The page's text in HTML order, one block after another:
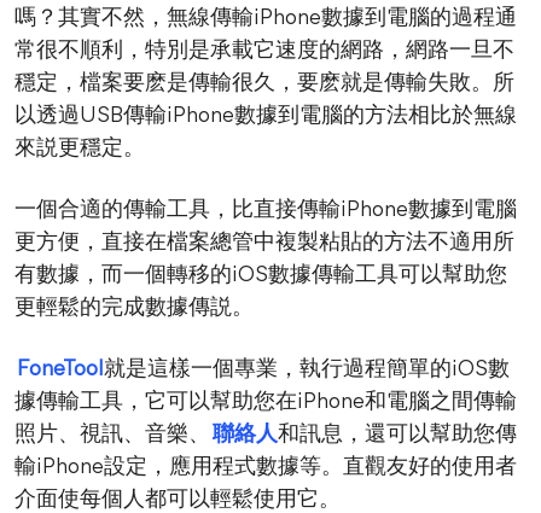
嗎？其實不然，無線傳輸iPhone數據到電腦的過程通
常很不順利，特別是承載它速度的網路，網路一旦不
穩定，檔案要麽是傳輸很久，要麽就是傳輸失敗。所
以透過USB傳輸iPhone數據到電腦的方法相比於無線
來説更穩定。
一個合適的傳輸工具，比直接傳輸iPhone數據到電腦
更方便，直接在檔案總管中複製粘貼的方法不適用所
有數據，而一個轉移的iOS數據傳輸工具可以幫助您
更輕鬆的完成數據傳説。
FoneTool就是這樣一個專業，執行過程簡單的iOS數
據傳輸工具，它可以幫助您在iPhone和電腦之間傳輸
照片、視訊、音樂、
聯絡人和訊息，還可以幫助您傳
輸iPhone設定，應用程式數據等。直觀友好的使用者
介面使每個人都可以輕鬆使用它。